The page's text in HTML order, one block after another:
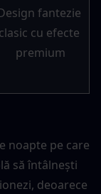
fantezie
clasic cu efecte
premium
noapte pe care
să întâlnești
deoarece